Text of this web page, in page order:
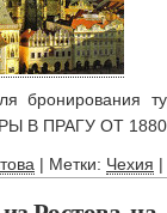
В ПРАГУ ОТ
| Метки: Чехия |